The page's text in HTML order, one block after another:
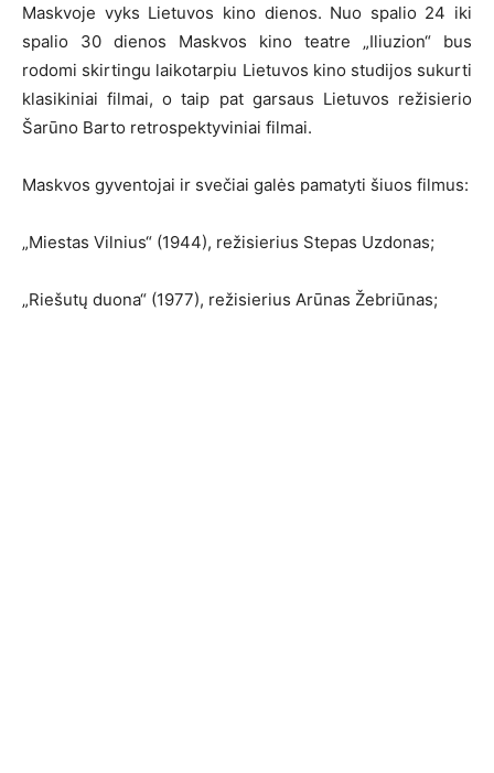
Maskvoje vyks Lietuvos kino dienos. Nuo spalio 24 iki
spalio 30 dienos Maskvos kino teatre „Iliuzion“ bus
rodomi skirtingu laikotarpiu Lietuvos kino studijos sukurti
klasikiniai filmai, o taip pat garsaus Lietuvos režisierio
Šarūno Barto retrospektyviniai filmai.
Maskvos gyventojai ir svečiai galės pamatyti šiuos filmus:
„Miestas Vilnius“ (1944), režisierius Stepas Uzdonas;
„Riešutų duona“ (1977), režisierius Arūnas Žebriūnas;